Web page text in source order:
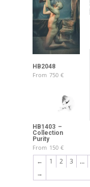
HB2048
From 750 €
HB1403 –
Collection
Purity
From 150 €
← 1 2 3 …
→